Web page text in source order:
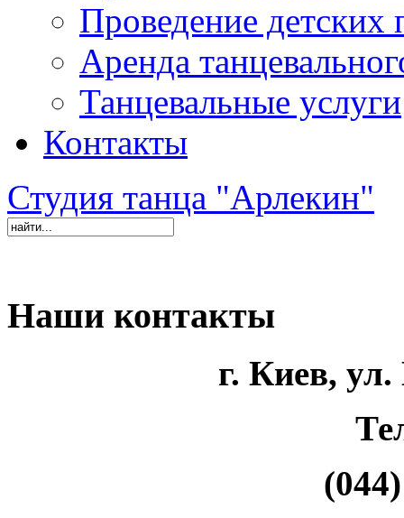
Проведение детских
Аренда
Танцевальные услуги
Контакты
Студия танца "Арлекин"
Наши контакты
г. Киев,